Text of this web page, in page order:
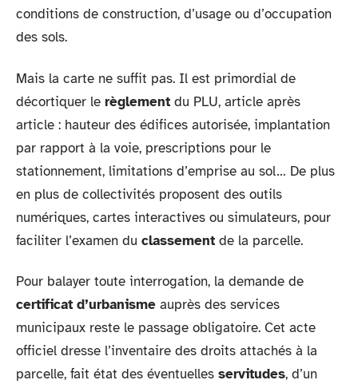
conditions de construction, d’usage ou d’occupation
des sols.
Mais la carte ne suffit pas. Il est primordial de
décortiquer le règlement du PLU, article après
article : hauteur des édifices autorisée, implantation
par rapport à la voie, prescriptions pour le
stationnement, limitations d’emprise au sol… De plus
en plus de collectivités proposent des outils
numériques, cartes interactives ou simulateurs, pour
faciliter l’examen du classement de la parcelle.
Pour balayer toute interrogation, la demande de
certificat d’urbanisme auprès des services
municipaux reste le passage obligatoire. Cet acte
officiel dresse l’inventaire des droits attachés à la
parcelle, fait état des éventuelles servitudes, d’un